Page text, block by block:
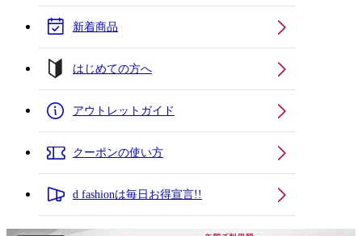
新着商品
はじめての方へ
アウトレットガイド
クーポンの使い方
d fashionは毎日お得宣言!!